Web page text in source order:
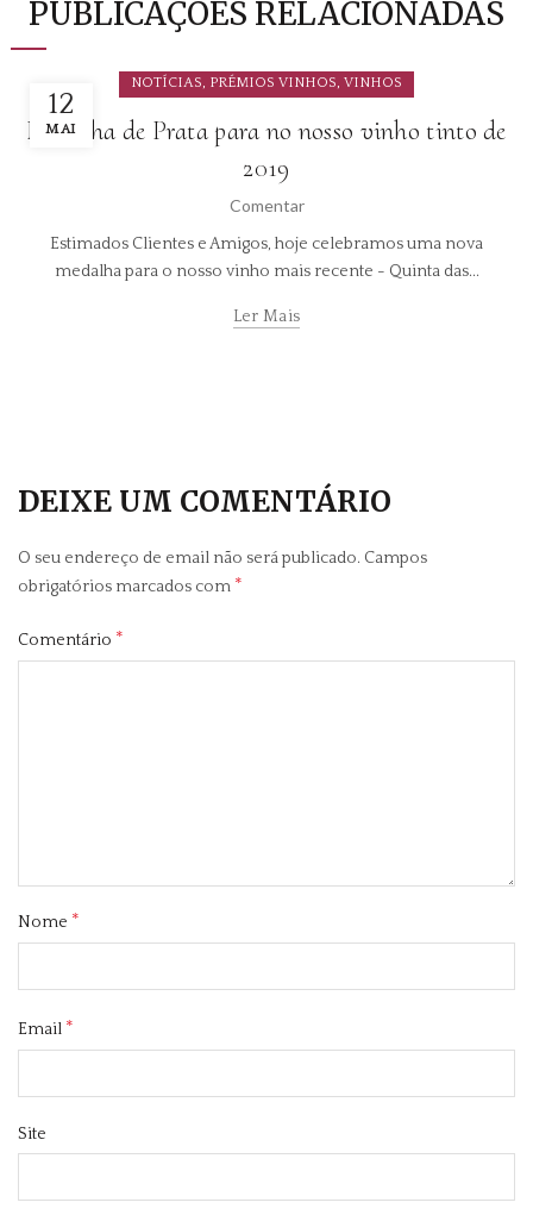
PUBLICAÇÕES RELACIONADAS
12
MAI
NOTÍCIAS, PRÉMIOS VINHOS, VINHOS
Medalha de Prata para no nosso vinho tinto de
2019
Comentar
Estimados Clientes e Amigos, hoje celebramos uma nova
medalha para o nosso vinho mais recente - Quinta das...
Ler Mais
DEIXE UM COMENTÁRIO
O seu endereço de email não será publicado. Campos
obrigatórios marcados com *
Comentário *
Nome *
Email *
Site